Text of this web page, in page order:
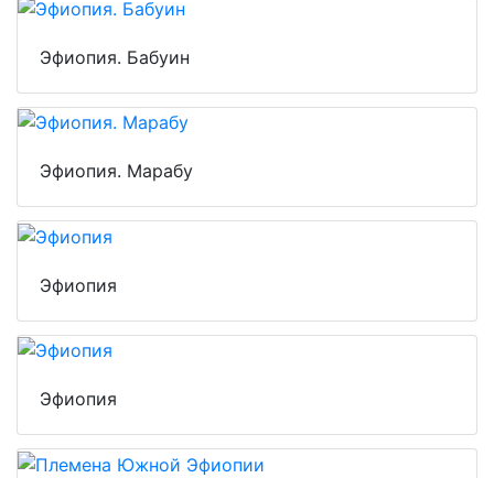
Эфиопия. Бабуин
Эфиопия. Марабу
Эфиопия
Эфиопия